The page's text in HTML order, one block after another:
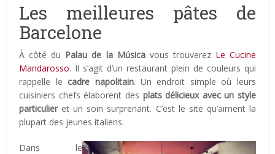
Les meilleures pâtes de
Barcelone
À côté du Palau de la Músicavous trouverez Le Cucine
Mandarosso. Il s’agit d’un restaurant plein de couleurs qui
rappelle le cadre napolitain. Un endroit simple où leurs
cuisiniers chefs élaborent des plats délicieux avec un style
particulieret un soin surprenant. C’est le site qu’aiment la
plupart des jeunes italiens.
Dans le